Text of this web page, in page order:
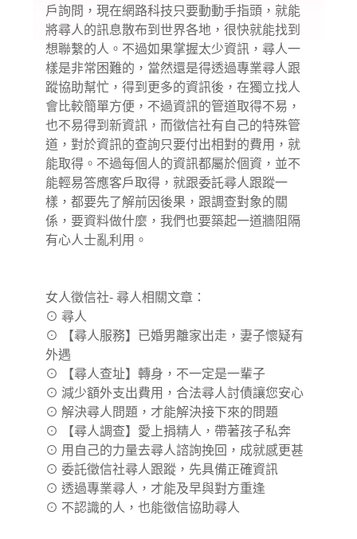
戶詢問，現在網路科技只要動動手指頭，就能
將尋人的訊息散布到世界各地，很快就能找到
想聯繫的人。不過如果掌握太少資訊，尋人一
樣是非常困難的，當然還是得透過專業尋人跟
蹤協助幫忙，得到更多的資訊後，在獨立找人
會比較簡單方便，不過資訊的管道取得不易，
也不易得到新資訊，而徵信社有自己的特殊管
道，對於資訊的查詢只要付出相對的費用，就
能取得。不過每個人的資訊都屬於個資，並不
能輕易答應客戶取得，就跟委託尋人跟蹤一
樣，都要先了解前因後果，跟調查對象的關
係，要資料做什麼，我們也要築起一道牆阻隔
有心人士亂利用。
女人徵信社- 尋人相關文章：
⊙尋人
⊙
【尋人服務】已婚男離家出走，妻子懷疑有
外遇
⊙
【尋人查址】轉身，不一定是一輩子
⊙減少額外支出費用，合法尋人討債讓您安心
⊙解決尋人問題，才能解決接下來的問題
⊙
【尋人調查】愛上捐精人，帶著孩子私奔
⊙ 用自己的力量去尋人諮詢挽回，成就感更甚
⊙委託徵信社尋人跟蹤，先具備正確資訊
⊙透過專業尋人，才能及早與對方重逢
⊙ 不認識的人，也能徵信協助尋人